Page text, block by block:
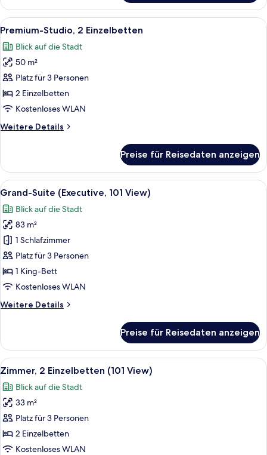
Suite,
1 King-
Bett
Alle
Fotos
für
Premium-
Studio,
2 Einzelbetten
anzeigen
Ein Hotelzimmer mit einem Bett,
4
Premium-Studio, 2 Einzelbetten
Blick auf die Stadt
50 m²
Platz für 3 Personen
2 Einzelbetten
Kostenloses WLAN
Weitere Details
Weitere
Studio,
2 Einzelbetten
Preise für Reisedaten anzeigen
Alle
Fotos
für
Grand-
Suite
(Executive,
101
View)
Ein Hotelzimmer mit einem großen
9
Grand-Suite (Executive, 101 View)
Blick auf die Stadt
83 m²
1 Schlafzimmer
Platz für 3 Personen
1 King-Bett
Kostenloses WLAN
Weitere Details
Weitere
Suite
(Executive,
101
Preise für Reisedaten anzeigen
Alle
Fotos
für
Zimmer,
2 Einzelbetten
(101
View)
Ein Hotelzimmer mit einem großen
4
Zimmer, 2 Einzelbetten (101 View)
Blick auf die Stadt
33 m²
Platz für 3 Personen
2 Einzelbetten
Kostenloses WLAN